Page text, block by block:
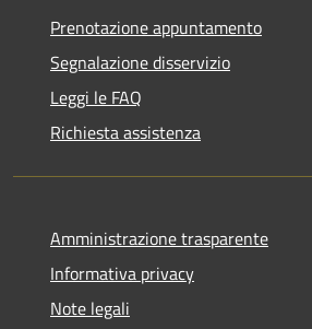
Prenotazione appuntamento
Segnalazione disservizio
Leggi le FAQ
Richiesta assistenza
Amministrazione trasparente
Informativa privacy
Note legali